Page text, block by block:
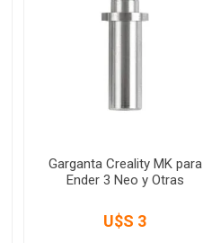
Garganta Creality MK para
Ender 3 Neo y Otras
U$S 3